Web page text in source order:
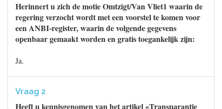
Herinnert u zich de motie Omtzigt/Van Vliet1 waarin de
regering verzocht wordt met een voorstel te komen voor
een ANBI-register, waarin de volgende gegevens
openbaar gemaakt worden en gratis toegankelijk zijn:
Ja.
Vraag 2
Heeft u kennisgenomen van het artikel «Transparantie